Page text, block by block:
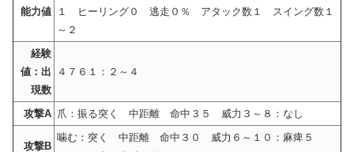
能力値
１ ヒーリング０ 逃走０％ アタック数１ スイング数１
～２
経験
値：出
現数
４７６１：２～４
攻撃A 爪：振る突く 中距離 命中３５ 威力３～８：なし
攻撃B
噛む：突く 中距離 命中３０ 威力６～１０：麻痺５